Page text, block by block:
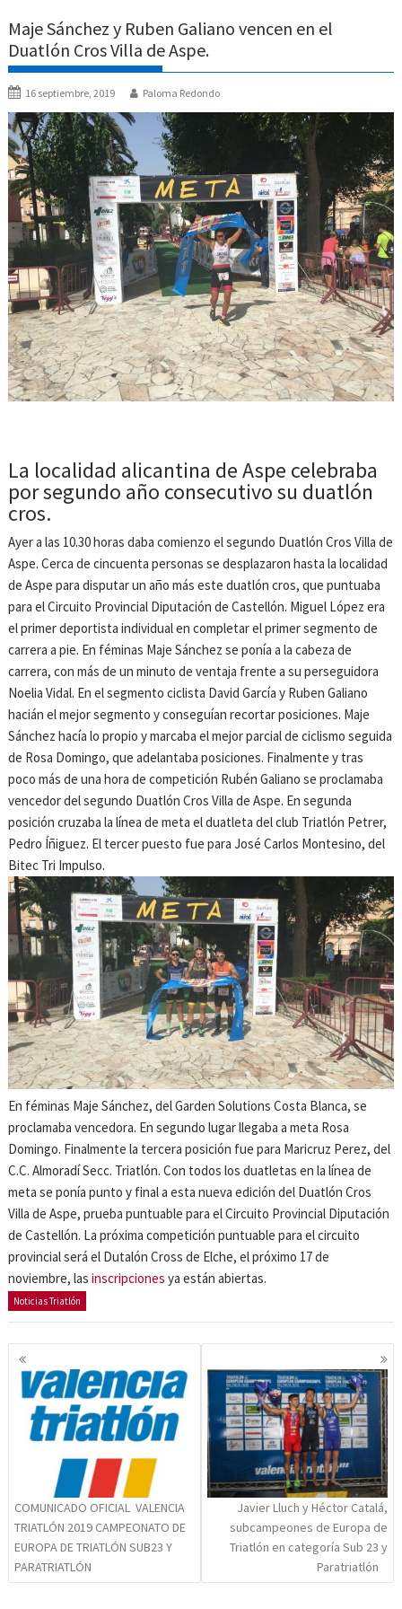
Maje Sánchez y Ruben Galiano vencen en el
Duatlón Cros Villa de Aspe.
16 septiembre, 2019 Paloma Redondo
La localidad alicantina de Aspe celebraba
por segundo año consecutivo su duatlón
cros.
Ayer a las 10.30 horas daba comienzo el segundo Duatlón Cros Villa de
Aspe. Cerca de cincuenta personas se desplazaron hasta la localidad
de Aspe para disputar un año más este duatlón cros, que puntuaba
para el Circuito Provincial Diputación de Castellón. Miguel López era
el primer deportista individual en completar el primer segmento de
carrera a pie. En féminas Maje Sánchez se ponía a la cabeza de
carrera, con más de un minuto de ventaja frente a su perseguidora
Noelia Vidal. En el segmento ciclista David García y Ruben Galiano
hacián el mejor segmento y conseguían recortar posiciones. Maje
Sánchez hacía lo propio y marcaba el mejor parcial de ciclismo seguida
de Rosa Domingo, que adelantaba posiciones. Finalmente y tras
poco más de una hora de competición Rubén Galiano se proclamaba
vencedor del segundo Duatlón Cros Villa de Aspe. En segunda
posición cruzaba la línea de meta el duatleta del club Triatlón Petrer,
Pedro Íñiguez. El tercer puesto fue para José Carlos Montesino, del
Bitec Tri Impulso.
En féminas Maje Sánchez, del Garden Solutions Costa Blanca, se
proclamaba vencedora. En segundo lugar llegaba a meta Rosa
Domingo. Finalmente la tercera posición fue para Maricruz Perez, del
C.C. Almoradí Secc. Triatlón. Con todos los duatletas en la línea de
meta se ponía punto y final a esta nueva edición del Duatlón Cros
Villa de Aspe, prueba puntuable para el Circuito Provincial Diputación
de Castellón. La próxima competición puntuable para el circuito
provincial será el Dutalón Cross de Elche, el próximo 17 de
noviembre, lasinscripciones ya están abiertas.
Noticias Triatlón
Navegación
de
entradas
COMUNICADO OFICIAL VALENCIA
TRIATLÓN 2019 CAMPEONATO DE
EUROPA DE TRIATLÓN SUB23 Y
PARATRIATLÓN
Javier Lluch y Héctor Catalá,
subcampeones de Europa de
Triatlón en categoría Sub 23 y
Paratriatlón